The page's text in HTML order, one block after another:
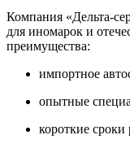
Компания «Дельта-
для иномарок и
преимущества:
импортное
опытные
короткие сроки